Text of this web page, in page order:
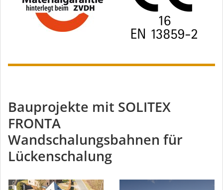
Bauprojekte mit SOLITEX
FRONTA
Wandschalungsbahnen für
Lückenschalung